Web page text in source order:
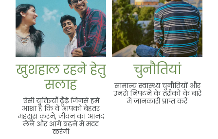
खुशहाल रहने हेतु
सलाह
ऐसी युक्तियाँ ढूँढ़ें जिनसे हमें
आशा है कि वे आपको बेहतर
महसूस करने, जीवन का आनंद
लेने और आगे बढ़ने में मदद
करेंगी
चुनौतियां
सामान्य स्वास्थ्य चुनौतियों और
उनसे निपटने के तरीकों के बारे
में जानकारी प्राप्त करें